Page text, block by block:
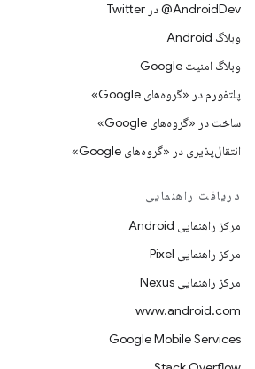
AndroidDev@ در Twitter
وبلاگ Android
وبلاگ امنیت Google
پلتفورم در «گروه‌های Google»
ساخت در «گروه‌های Google»
انتقال‌پذیری در «گروه‌های Google»
دریافت راهنمایی
مرکز راهنمایی Android
مرکز راهنمایی Pixel
مرکز راهنمایی Nexus
www.android.com
Google Mobile Services